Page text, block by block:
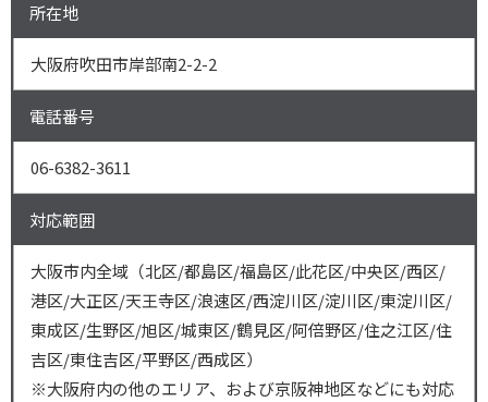
所在地
大阪府吹田市岸部南2-2-2
電話番号
06-6382-3611
対応範囲
大阪市内全域（北区/都島区/福島区/此花区/中央区/西区/
港区/大正区/天王寺区/浪速区/西淀川区/淀川区/東淀川区/
東成区/生野区/旭区/城東区/鶴見区/阿倍野区/住之江区/住
吉区/東住吉区/平野区/西成区）
※大阪府内の他のエリア、および京阪神地区などにも対応